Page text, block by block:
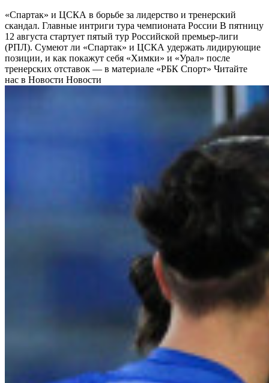
«Спартак» и ЦСКА в борьбе за лидерство и тренерский
скандал. Главные интриги тура чемпионата России В пятницу
12 августа стартует пятый тур Российской премьер-лиги
(РПЛ). Сумеют ли «Спартак» и ЦСКА удержать лидирующие
позиции, и как покажут себя «Химки» и «Урал» после
тренерских отставок — в материале «РБК Спорт» Читайте
нас в Новости Новости